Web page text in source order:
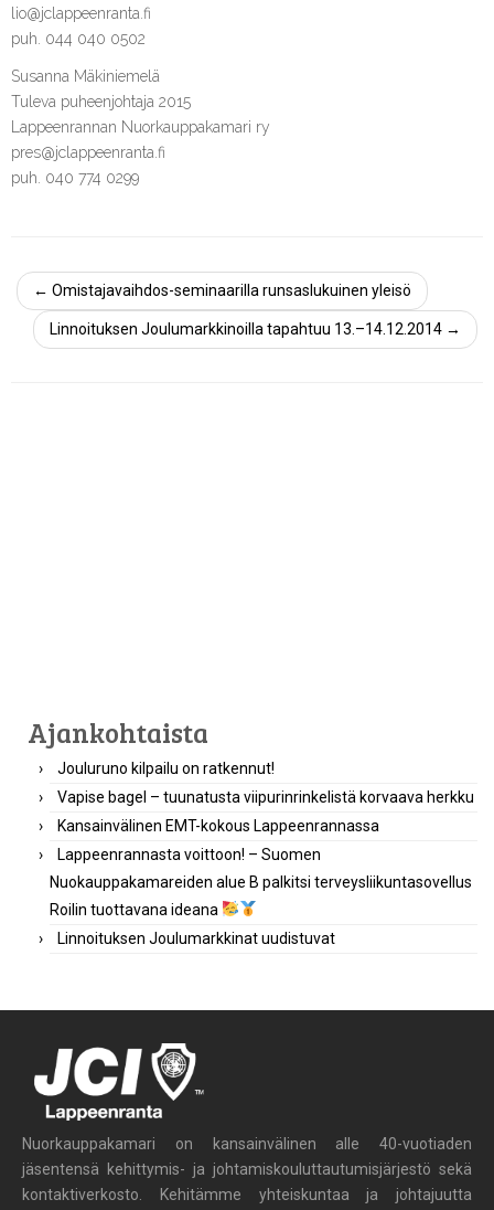
lio@jclappeenranta.fi
puh. 044 040 0502
Susanna Mäkiniemelä
Tuleva puheenjohtaja 2015
Lappeenrannan Nuorkauppakamari ry
pres@jclappeenranta.fi
puh. 040 774 0299
← Omistajavaihdos-seminaarilla runsaslukuinen yleisö
Linnoituksen Joulumarkkinoilla tapahtuu 13.–14.12.2014 →
Ajankohtaista
Jouluruno kilpailu on ratkennut!
Vapise bagel – tuunatusta viipurinrinkelistä korvaava herkku
Kansainvälinen EMT-kokous Lappeenrannassa
Lappeenrannasta voittoon! – Suomen
Nuokauppakamareiden alue B palkitsi terveysliikuntasovellus
Roilin tuottavana ideana
Linnoituksen Joulumarkkinat uudistuvat
Nuorkauppakamari on kansainvälinen alle 40-vuotiaden
jäsentensä kehittymis- ja johtamiskouluttautumisjärjestö sekä
kontaktiverkosto. Kehitämme yhteiskuntaa ja johtajuutta